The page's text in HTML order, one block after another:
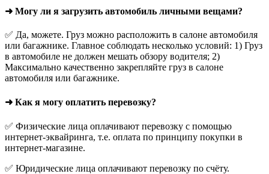
➜ Могу ли я загрузить автомобиль личными вещами?
✅ Да, можете. Груз можно расположить в салоне автомобиля
или багажнике. Главное соблюдать несколько условий: 1) Груз
в автомобиле не должен мешать обзору водителя; 2)
Максимально качественно закрепляйте груз в салоне
автомобиля или багажнике.
➜ Как я могу оплатить перевозку?
✅ Физические лица оплачивают перевозку с помощью
интернет-эквайринга, т.е. оплата по принципу покупки в
интернет-магазине.
✅ Юридические лица оплачивают перевозку по счёту.